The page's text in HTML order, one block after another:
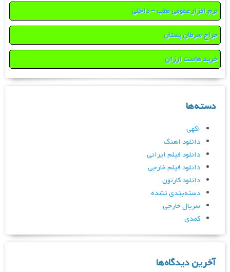
نرم افزار عمومی مطب – داخلی
جراح سرطان پستان
خرید هاست ارزان
دسته‌ها
اگهی
دانلود اهنگ
دانلود فیلم ایرانی
دانلود فیلم خارجی
دانلود کارتون
دسته‌بندی نشده
سریال خارجی
کمدی
آخرین دیدگاه‌ها